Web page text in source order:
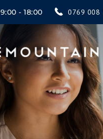
- 18:00 0769 008